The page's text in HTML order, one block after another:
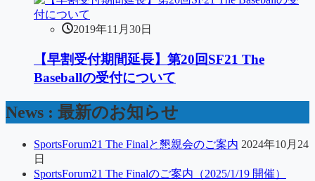
2019年11月30日
【早割受付期間延長】第20回SF21 The
Baseballの受付について
News : 最新のお知らせ
SportsForum21 The Finalと懇親会のご案内 2024年10月24
日
SportsForum21 The Finalのご案内（2025/1/19 開催）